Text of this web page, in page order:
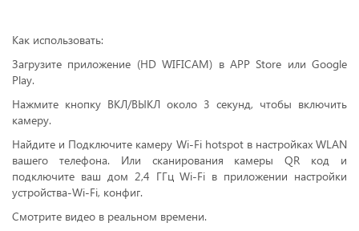
Как использовать:
Загрузите приложение (HD WIFICAM) в APP Store или Google
Play.
Нажмите кнопку ВКЛ/ВЫКЛ около 3 секунд, чтобы включить
камеру.
Найдите и Подключите камеру Wi-Fi hotspot в настройках WLAN
вашего телефона. Или сканирования камеры QR код и
подключите ваш дом 2,4 ГГц Wi-Fi в приложении настройки
устройства-Wi-Fi, конфиг.
Смотрите видео в реальном времени.